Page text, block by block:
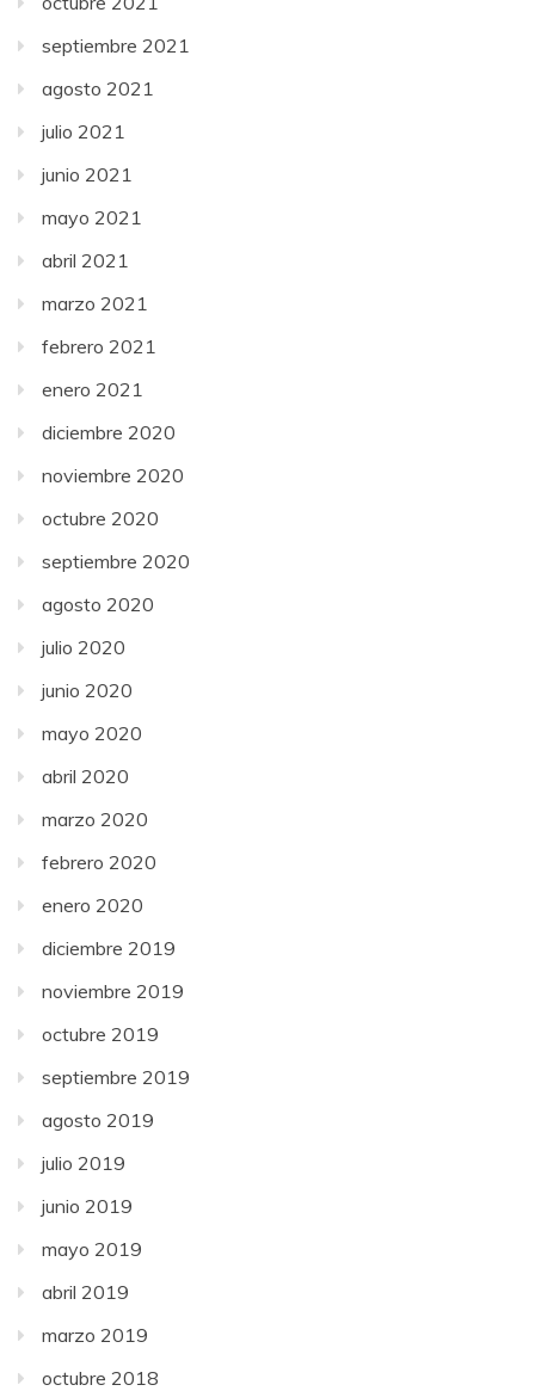
septiembre 2021
agosto 2021
julio 2021
junio 2021
mayo 2021
abril 2021
marzo 2021
febrero 2021
enero 2021
diciembre 2020
noviembre 2020
octubre 2020
septiembre 2020
agosto 2020
julio 2020
junio 2020
mayo 2020
abril 2020
marzo 2020
febrero 2020
enero 2020
diciembre 2019
noviembre 2019
octubre 2019
septiembre 2019
agosto 2019
julio 2019
junio 2019
mayo 2019
abril 2019
marzo 2019
octubre 2018